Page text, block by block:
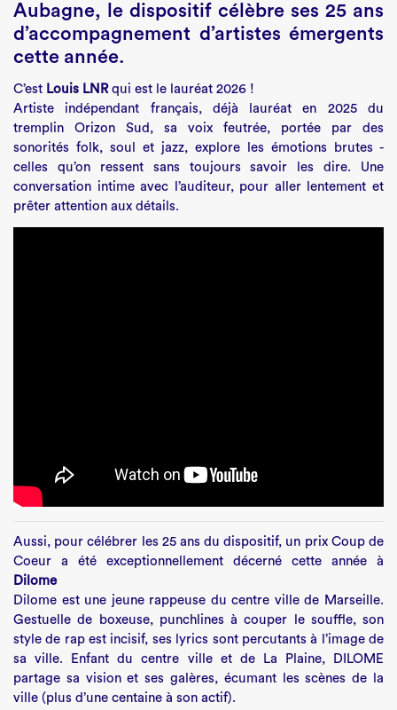
Aubagne, le dispositif célèbre ses 25 ans
d’accompagnement d’artistes émergents
cette année.
C’est Louis LNRqui est le lauréat 2026 !
Artiste indépendant français, déjà lauréat en 2025 du
tremplin Orizon Sud, sa voix feutrée, portée par des
sonorités folk, soul et jazz, explore les émotions brutes -
celles qu’on ressent sans toujours savoir les dire. Une
conversation intime avec l’auditeur, pour aller lentement et
prêter attention aux détails.
Aussi, pour célébrer les 25 ans du dispositif, un prix Coup de
Coeur a été exceptionnellement décerné cette année à
Dilome
Dilome est une jeune rappeuse du centre ville de Marseille.
Gestuelle de boxeuse, punchlines à couper le souffle, son
style de rap est incisif, ses lyrics sont percutants à l’image de
sa ville. Enfant du centre ville et de La Plaine, DILOME
partage sa vision et ses galères, écumant les scènes de la
ville (plus d’une centaine à son actif).